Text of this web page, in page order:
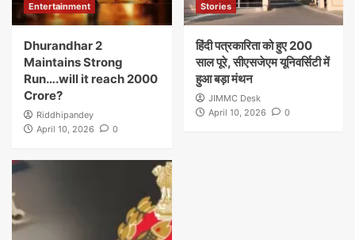
Entertainment
Dhurandhar 2
Maintains Strong
Run….will it reach 2000
Crore?
Riddhipandey
April 10, 2026
0
Stories
हिंदी पत्रकारिता को हुए 200
साल पूरे, सीएसजेएम यूनिवर्सिटी में
हुआ बड़ा मंथन
JIMMC Desk
April 10, 2026
0